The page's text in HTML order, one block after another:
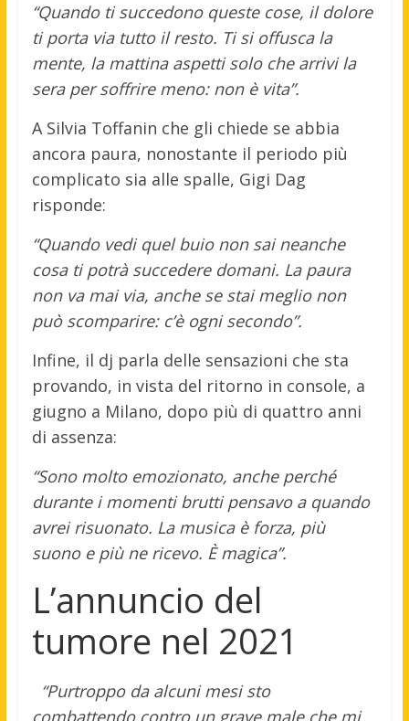
“Quando ti succedono queste cose, il dolore
ti porta via tutto il resto. Ti si offusca la
mente, la mattina aspetti solo che arrivi la
sera per soffrire meno: non è vita”.
A Silvia Toffanin che gli chiede se abbia
ancora paura, nonostante il periodo più
complicato sia alle spalle, Gigi Dag
risponde:
“Quando vedi quel buio non sai neanche
cosa ti potrà succedere domani. La paura
non va mai via, anche se stai meglio non
può scomparire: c’è ogni secondo”.
Infine, il dj parla delle sensazioni che sta
provando, in vista del ritorno in console, a
giugno a Milano, dopo più di quattro anni
di assenza:
“Sono molto emozionato, anche perché
durante i momenti brutti pensavo a quando
avrei risuonato. La musica è forza, più
suono e più ne ricevo. È magica”.
L’annuncio del
tumore nel 2021
“Purtroppo da alcuni mesi sto